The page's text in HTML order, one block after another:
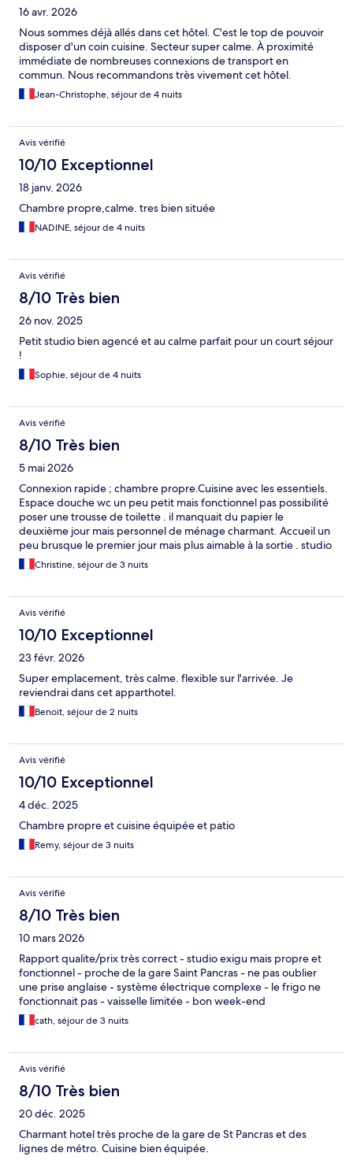
16 avr. 2026
Nous sommes déjà allés dans cet hôtel. C'est le top de pouvoir
disposer d'un coin cuisine. Secteur super calme. À proximité
immédiate de nombreuses connexions de transport en
commun. Nous recommandons très vivement cet hôtel.
Jean-Christophe, séjour de 4 nuits
Avis vérifié
10/10 Exceptionnel
18 janv. 2026
Chambre propre,calme. tres bien située
NADINE, séjour de 4 nuits
Avis vérifié
8/10 Très bien
26 nov. 2025
Petit studio bien agencé et au calme parfait pour un court séjour
!
Sophie, séjour de 4 nuits
Avis vérifié
8/10 Très bien
5 mai 2026
Connexion rapide ; chambre propre.Cuisine avec les essentiels.
Espace douche wc un peu petit mais fonctionnel pas possibilité
poser une trousse de toilette . il manquait du papier le
deuxième jour mais personnel de ménage charmant. Accueil un
peu brusque le premier jour mais plus aimable à la sortie . studio
bien situé
Christine, séjour de 3 nuits
Avis vérifié
10/10 Exceptionnel
23 févr. 2026
Super emplacement, très calme. flexible sur l'arrivée. Je
reviendrai dans cet apparthotel.
Benoit, séjour de 2 nuits
Avis vérifié
10/10 Exceptionnel
4 déc. 2025
Chambre propre et cuisine équipée et patio
Remy, séjour de 3 nuits
Avis vérifié
8/10 Très bien
10 mars 2026
Rapport qualite/prix très correct - studio exigu mais propre et
fonctionnel - proche de la gare Saint Pancras - ne pas oublier
une prise anglaise - système électrique complexe - le frigo ne
fonctionnait pas - vaisselle limitée - bon week-end
cath, séjour de 3 nuits
Avis vérifié
8/10 Très bien
20 déc. 2025
Charmant hotel très proche de la gare de St Pancras et des
lignes de métro. Cuisine bien équipée.